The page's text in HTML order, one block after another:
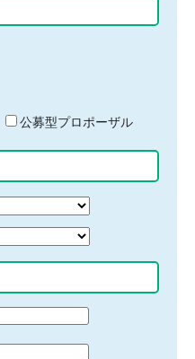
公募型プロポーザル